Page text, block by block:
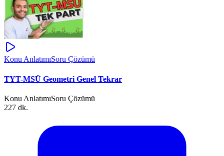
Konu AnlatımıSoru Çözümü
TYT-MSÜ Geometri Genel Tekrar
Konu AnlatımıSoru Çözümü
227 dk.